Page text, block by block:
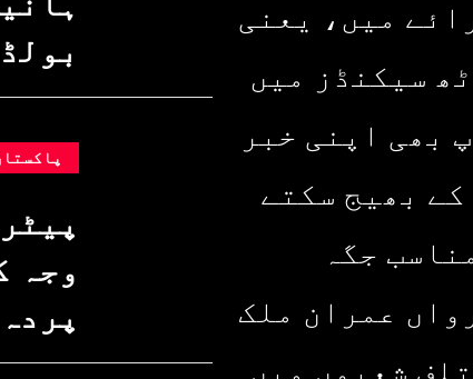
میں، یعنی
سیکنڈز میں
بھی اپنی خبر
کے بھیج سکتے
جگہ
عمران ملک
شعبوں میں
وجہ